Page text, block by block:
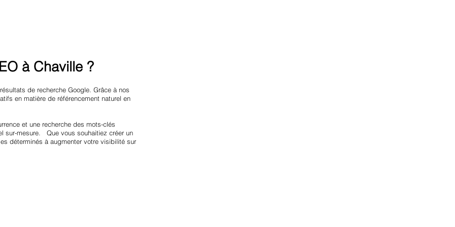
à Chaville ?
de recherche Google. Grâce à nos
en matière de référencement naturel en
et une recherche des mots-clés
sur-mesure. Que vous souhaitiez créer un
déterminés à augmenter votre visibilité sur